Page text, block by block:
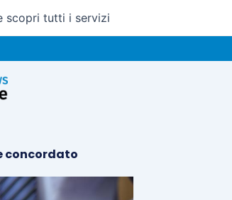
scopri tutti i servizi
concordato